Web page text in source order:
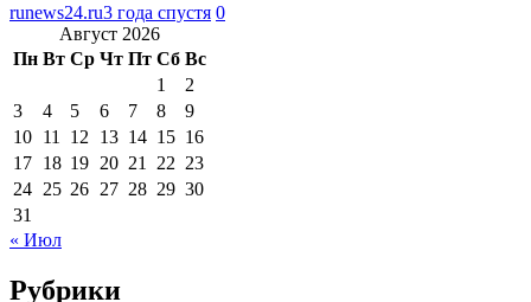
runews24.ru3 года спустя 0
Август 2026
Пн Вт Ср Чт Пт Сб Вс
1
2
3
4 5 6 7 8
9
10 11 12 13 14 15 16
17 18 19 20 21 22 23
24 25 26 27 28 29 30
31
« Июл
Рубрики